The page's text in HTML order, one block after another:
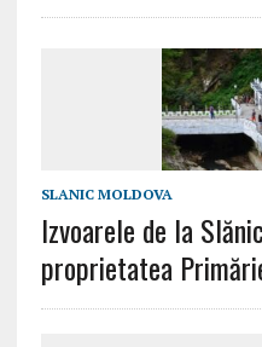
SLANIC MOLDOVA
Izvoarele de la
proprietatea